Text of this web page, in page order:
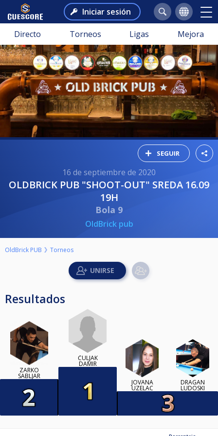
Iniciar sesión
Directo Torneos Ligas Mejora
SEGUIR
16 de septiembre de 2020
OLDBRICK PUB "SHOOT-OUT" SREDA 16.09
19H
Bola 9
OldBrick pub
OldBrick PUB Torneos
Resultados
ZARKO
SABLJAR
ČULJAK
DAMIR
JOVANA
UZELAC
DRAGAN
LUDOSKI